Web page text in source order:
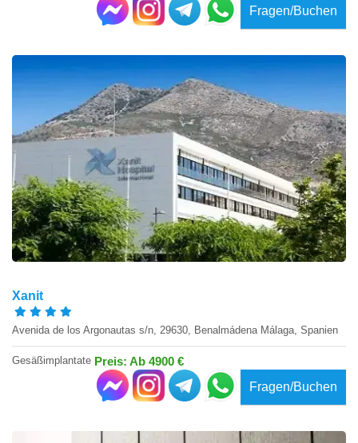
Fragen/Buchen
Xanit
Avenida de los Argonautas s/n, 29630, Benalmádena Málaga, Spanien
Gesäßimplantate Preis: Ab 4900 €
Fragen/Buchen